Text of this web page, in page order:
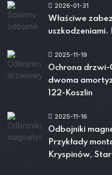
2026-01-31
Właściwe
uszkodzeniami.
2025-11-19
Ochrona drzwi-
dwoma
122-Koszlin
2025-11-16
Odbojniki
Przykłady
Kryspinów,